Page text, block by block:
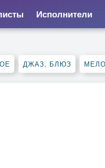
Исполнители
ДЖАЗ, БЛЮЗ